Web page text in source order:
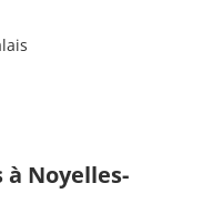
Noyelles-